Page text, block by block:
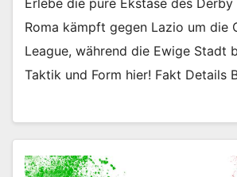
Roma kämpft gegen Lazio um die
League, während die Ewige Stadt
Taktik und Form hier! Fakt Details